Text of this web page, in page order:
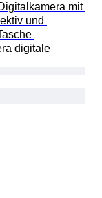
mit
und
digitale